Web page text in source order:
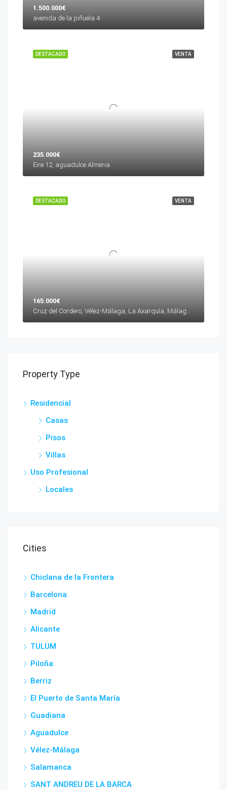
1.500.000€
avenida de la piñuela 4
VENTA
DESTACADO
235.000€
Eire 12, aguadulce Almeria
VENTA
DESTACADO
165.000€
Cruz del Cordero, Vélez-Málaga, La Axarquía, Málaga, Andalucía, 29700, España
Property Type
Residencial
Casas
Pisos
Villas
Uso Profesional
Locales
Cities
Chiclana de la Frontera
Barcelona
Madrid
Alicante
TULUM
Piloña
Berriz
El Puerto de Santa María
Guadiana
Aguadulce
Vélez-Málaga
Salamanca
SANT ANDREU DE LA BARCA